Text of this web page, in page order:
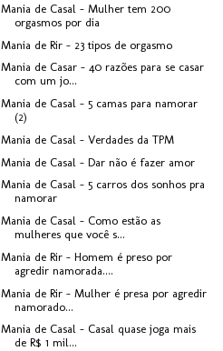
Mania de Casal - Mulher tem 200
orgasmos por dia
Mania de Rir - 23 tipos de orgasmo
Mania de Casar - 40 razões para se casar
com um jo...
Mania de Casal - 5 camas para namorar
(2)
Mania de Casal - Verdades da TPM
Mania de Casal - Dar não é fazer amor
Mania de Casal - 5 carros dos sonhos pra
namorar
Mania de Casal - Como estão as
mulheres que você s...
Mania de Rir - Homem é preso por
agredir namorada....
Mania de Rir - Mulher é presa por agredir
namorado...
Mania de Casal - Casal quase joga mais
de R$ 1 mil...